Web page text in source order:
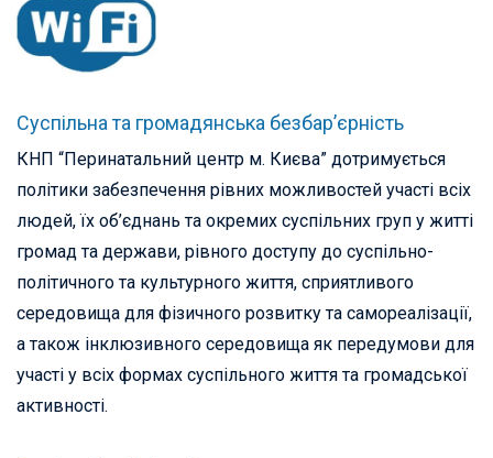
Суспільна та громадянська безбар’єрність
КНП “Перинатальний центр м. Києва” дотримується
політики забезпечення рівних можливостей участі всіх
людей, їх об’єднань та окремих суспільних груп у житті
громад та держави, рівного доступу до суспільно-
політичного та культурного життя, сприятливого
середовища для фізичного розвитку та самореалізації,
а також інклюзивного середовища як передумови для
участі у всіх формах суспільного життя та громадської
активності.